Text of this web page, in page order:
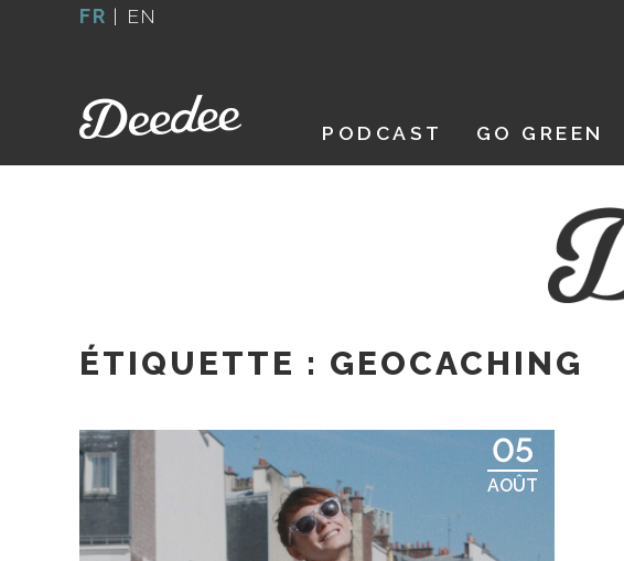
FR | EN
PODCAST GO GREEN
ÉTIQUETTE : GEOCACHING
05
AOÛT